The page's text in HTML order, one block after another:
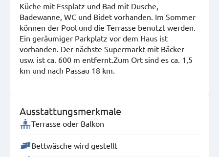
Küche mit Essplatz und Bad mit Dusche,
Badewanne, WC und Bidet vorhanden. Im Sommer
können der Pool und die Terrasse benutzt werden.
Ein geräumiger Parkplatz vor dem Haus ist
vorhanden. Der nächste Supermarkt mit Bäcker
usw. ist ca. 600 m entfernt.Zum Ort sind es ca. 1,5
km und nach Passau 18 km.
Ausstattungsmerkmale
Terrasse oder Balkon
Bettwäsche wird gestellt